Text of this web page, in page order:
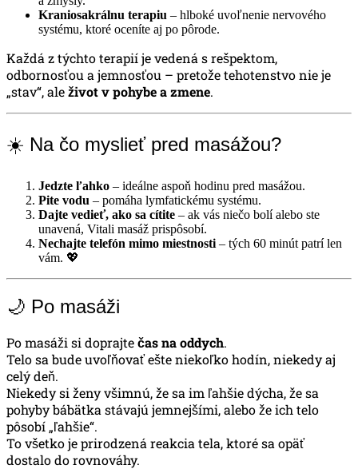
Kraniosakrálnu terapiu – hlboké uvoľnenie nervového
systému, ktoré oceníte aj po pôrode.
Každá z týchto terapií je vedená s rešpektom,
odbornosťou a jemnosťou – pretože tehotenstvo nie je
„stav“, aleživot v pohybe a zmene.
☀️ Na čo myslieť pred masážou?
Jedzte ľahko – ideálne aspoň hodinu pred masážou.
Pite vodu – pomáha lymfatickému systému.
Dajte vedieť, ako sa cítite – ak vás niečo bolí alebo ste
unavená, Vitali masáž prispôsobí.
Nechajte telefón mimo miestnosti – tých 60 minút patrí len
vám. 💖
🌙 Po masáži
Po masáži si doprajtečas na oddych.
Telo sa bude uvoľňovať ešte niekoľko hodín, niekedy aj
celý deň.
Niekedy si ženy všimnú, že sa im ľahšie dýcha, že sa
pohyby bábätka stávajú jemnejšími, alebo že ich telo
pôsobí „ľahšie“.
To všetko je prirodzená reakcia tela, ktoré sa opäť
dostalo do rovnováhy.